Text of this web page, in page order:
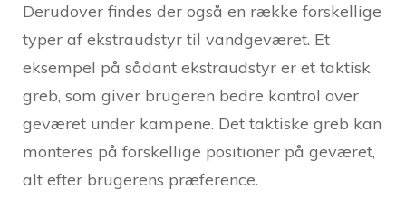
Derudover findes der også en række forskellige
typer af ekstraudstyr til vandgeværet. Et
eksempel på sådant ekstraudstyr er et taktisk
greb, som giver brugeren bedre kontrol over
geværet under kampene. Det taktiske greb kan
monteres på forskellige positioner på geværet,
alt efter brugerens præference.